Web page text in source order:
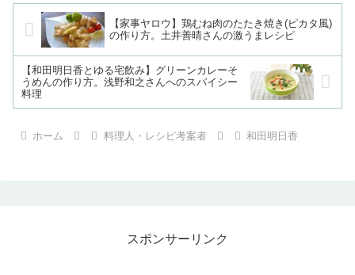
【家事ヤロウ】鶏むね肉のたたき焼き(ピカタ風)
の作り方。土井善晴さんの激うまレシピ
【和田明日香とゆる宅飲み】グリーンカレーそ
うめんの作り方。浅野和之さんへのスパイシー
料理
ホーム 料理人・レシピ考案者 和田明日香
スポンサーリンク